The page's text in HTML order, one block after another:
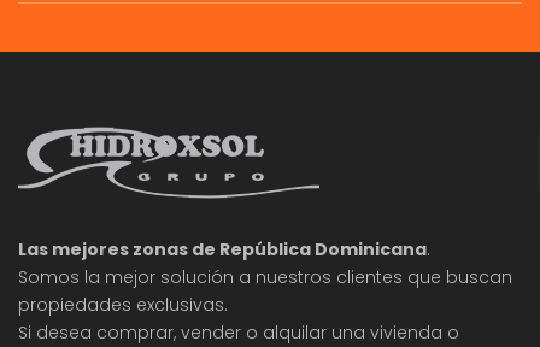
Las mejores zonas de República Dominicana.
Somos la mejor solución a nuestros clientes que buscan
propiedades exclusivas.
Si desea comprar, vender o alquilar una vivienda o